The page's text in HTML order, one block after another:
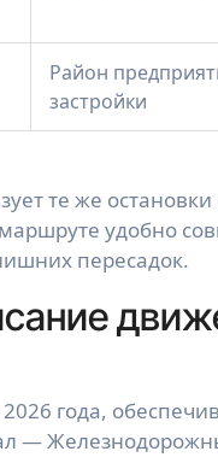
Район
застройки
те же
удобно
пересадок.
года,
—